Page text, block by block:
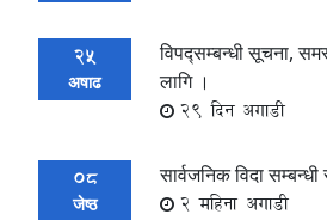
25
अषाढ
विपद्सम्बन्धी सूचना,
लागि ।
29 दिन अगाडी
08
जेष्ठ
सार्वजनिक विदा
2 महिना अगाडी